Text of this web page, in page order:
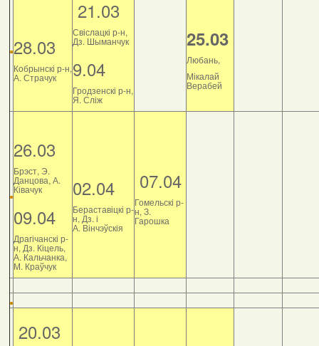
28.03
Кобрынскі р-н,
А. Страчук
21.03
Свіслацкі р-н,
Дз. Шыманчук
9.04
Гродзенскі р-н,
Я. Сліж
25.03
Любань,
Мікалай
Верабей
26.03
Брэст, Э.
Данцова, А.
Ківачук
09.04
Драгічанскі р-
н, Дз. Кіцель,
А. Кальчанка,
М. Краўчук
02.04
Бераставіцкі р-
н, Дз. і
А. Вінчэўскія
07.04
Гомельскі р-
н, З.
Гарошка
20.03